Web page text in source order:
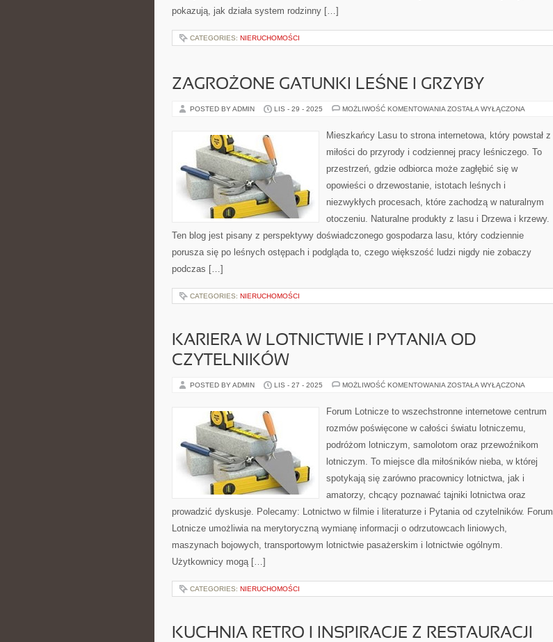
pokazują, jak działa system rodzinny […]
CATEGORIES: NIERUCHOMOŚCI
ZAGROŻONE GATUNKI LEŚNE I GRZYBY
POSTED BY ADMIN LIS - 29 - 2025 MOŻLIWOŚĆ KOMENTOWANIA ZAGROŻONE
I
GRZYBY
ZOSTAŁA WYŁĄCZONA
Mieszkańcy Lasu to strona internetowa, który powstał z
miłości do przyrody i codziennej pracy leśniczego. To
przestrzeń, gdzie odbiorca może zagłębić się w
opowieści o drzewostanie, istotach leśnych i
niezwykłych procesach, które zachodzą w naturalnym
otoczeniu. Naturalne produkty z lasu i Drzewa i krzewy.
Ten blog jest pisany z perspektywy doświadczonego gospodarza lasu, który codziennie
porusza się po leśnych ostępach i podgląda to, czego większość ludzi nigdy nie zobaczy
podczas […]
CATEGORIES: NIERUCHOMOŚCI
KARIERA W LOTNICTWIE I PYTANIA OD
CZYTELNIKÓW
POSTED BY ADMIN LIS - 27 - 2025 MOŻLIWOŚĆ KOMENTOWANIA KARIERA
PYTANIA
CZYTELNIKÓW
ZOSTAŁA WYŁĄCZONA
Forum Lotnicze to wszechstronne internetowe centrum
rozmów poświęcone w całości światu lotniczemu,
podróżom lotniczym, samolotom oraz przewoźnikom
lotniczym. To miejsce dla miłośników nieba, w której
spotykają się zarówno pracownicy lotnictwa, jak i
amatorzy, chcący poznawać tajniki lotnictwa oraz
prowadzić dyskusje. Polecamy: Lotnictwo w filmie i literaturze i Pytania od czytelników. Forum
Lotnicze umożliwia na merytoryczną wymianę informacji o odrzutowcach liniowych,
maszynach bojowych, transportowym lotnictwie pasażerskim i lotnictwie ogólnym.
Użytkownicy mogą […]
CATEGORIES: NIERUCHOMOŚCI
KUCHNIA RETRO I INSPIRACJE Z RESTAURACJI